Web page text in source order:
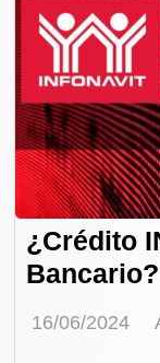
¿Crédito
16/06/2024